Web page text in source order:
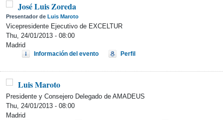
José Luis Zoreda
Presentador de Luis Maroto
Vicepresidente Ejecutivo de EXCELTUR
Thu, 24/01/2013 - 08:00
Madrid
Información del evento Perfil
Luis Maroto
Presidente y Consejero Delegado de AMADEUS
Thu, 24/01/2013 - 08:00
Madrid